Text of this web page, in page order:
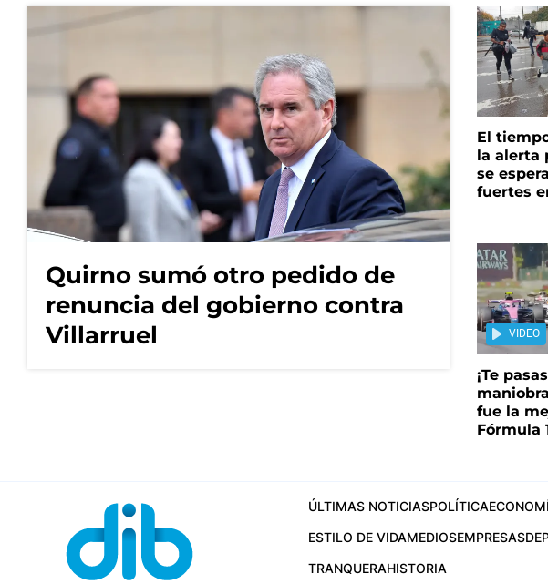
Quirno sumó otro pedido de
renuncia del gobierno contra
Villarruel
El
la alerta
se
fuertes
VIDEO
¡Te
fue la
Fórmula
ÚLTIMAS NOTICIASPOLÍTICA
ESTILO DE VIDAMEDIOSEMPRESAS
TRANQUERAHISTORIA